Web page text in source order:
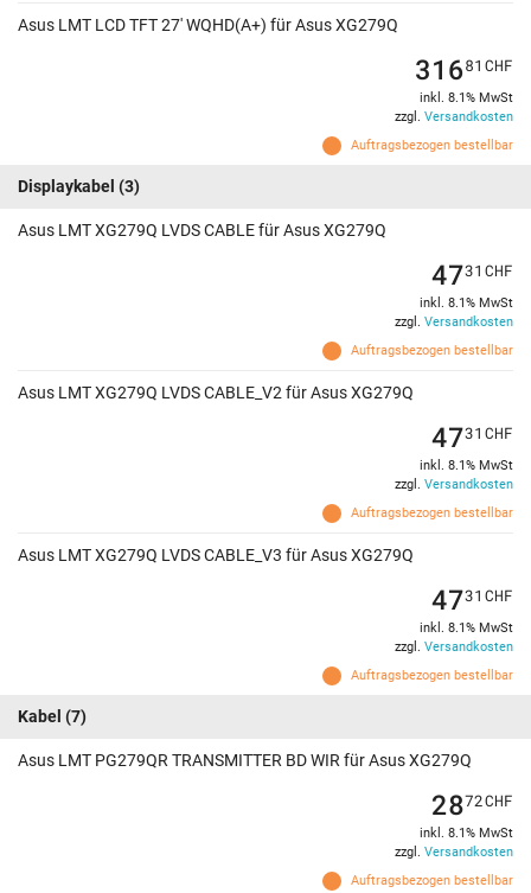
Asus LMT LCD TFT 27' WQHD(A+) für Asus XG279Q
Auftragsbezogen bestellbar
31681 CHF
inkl. 8.1% MwSt
zzgl. Versandkosten
Displaykabel (3)
Asus LMT XG279Q LVDS CABLE für Asus XG279Q
Auftragsbezogen bestellbar
4731 CHF
inkl. 8.1% MwSt
zzgl. Versandkosten
Asus LMT XG279Q LVDS CABLE_V2 für Asus XG279Q
Auftragsbezogen bestellbar
4731 CHF
inkl. 8.1% MwSt
zzgl. Versandkosten
Asus LMT XG279Q LVDS CABLE_V3 für Asus XG279Q
Auftragsbezogen bestellbar
4731 CHF
inkl. 8.1% MwSt
zzgl. Versandkosten
Kabel (7)
Asus LMT PG279QR TRANSMITTER BD WIR für Asus XG279Q
Auftragsbezogen bestellbar
2872CHF
inkl. 8.1% MwSt
zzgl. Versandkosten